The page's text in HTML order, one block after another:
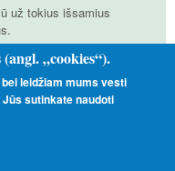
už tokius išsamius
liko: ar gali relė
atsakyti
„cookies“).
leidžiam mums vesti
sutinkate naudoti